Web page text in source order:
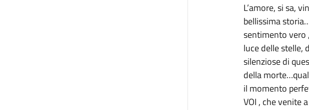
L’amore, si sa,
bellissima
sentimento vero
luce delle stelle,
silenziose di
della
il momento
VOI , che venite